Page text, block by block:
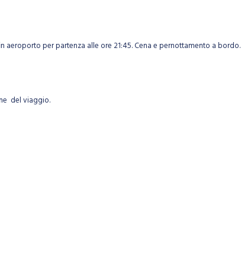
per partenza alle ore 21:45. Cena e pernottamento a bordo.
del viaggio.